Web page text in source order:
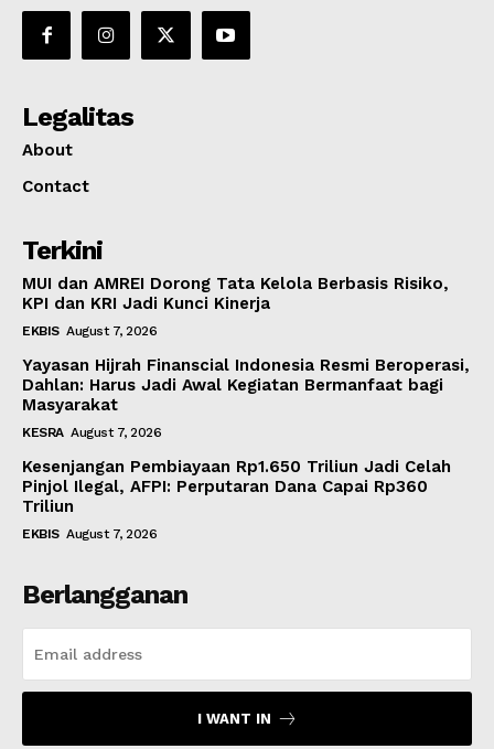
Legalitas
About
Contact
Terkini
MUI dan AMREI Dorong Tata Kelola Berbasis Risiko,
KPI dan KRI Jadi Kunci Kinerja
EKBIS August 7, 2026
Yayasan Hijrah Finanscial Indonesia Resmi Beroperasi,
Dahlan: Harus Jadi Awal Kegiatan Bermanfaat bagi
Masyarakat
KESRA August 7, 2026
Kesenjangan Pembiayaan Rp1.650 Triliun Jadi Celah
Pinjol Ilegal, AFPI: Perputaran Dana Capai Rp360
Triliun
EKBIS August 7, 2026
Berlangganan
I WANT IN